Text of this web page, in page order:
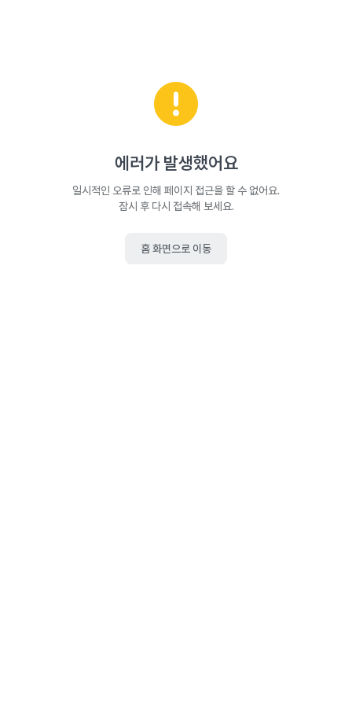
에러가 발생했어요
일시적인 오류로 인해 페이지 접근을 할 수 없어요.
잠시 후 다시 접속해 보세요.
홈 화면으로 이동